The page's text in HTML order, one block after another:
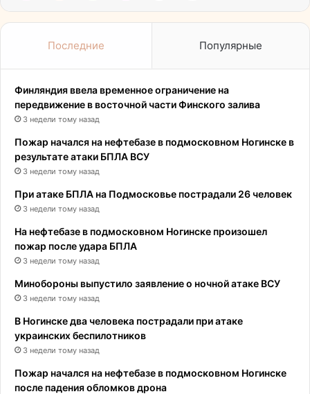
Последние Популярные
Финляндия ввела временное ограничение на
передвижение в восточной части Финского залива
3 недели тому назад
Пожар начался на нефтебазе в подмосковном Ногинске в
результате атаки БПЛА ВСУ
3 недели тому назад
При атаке БПЛА на Подмосковье пострадали 26 человек
3 недели тому назад
На нефтебазе в подмосковном Ногинске произошел
пожар после удара БПЛА
3 недели тому назад
Минобороны выпустило заявление о ночной атаке ВСУ
3 недели тому назад
В Ногинске два человека пострадали при атаке
украинских беспилотников
3 недели тому назад
Пожар начался на нефтебазе в подмосковном Ногинске
после падения обломков дрона